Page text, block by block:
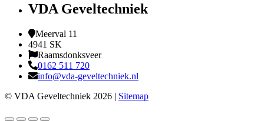
VDA Geveltechniek
Meerval 11
4941 SK
Raamsdonksveer
0162 511 720
info@vda-geveltechniek.nl
© VDA Geveltechniek 2026 | Sitemap